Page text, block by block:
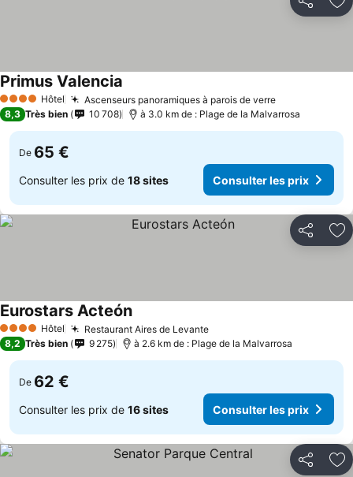
Partager
4 Étoiles Hôtel Ascenseurs panoramiques à parois de verreConsulter
Primus Valencia
8,3 Très bien 10 708 à 3.0 km de : Plage de la Malvarrosa
De 65 €
Consulter les prix de 18 sites Consulter les prix
Partager
4 Étoiles Hôtel Restaurant Aires de LevanteConsulter les prix
Eurostars ActeónConsulter les prix
8,2 Très bien 9 275 à 2.6 km de : Plage de la Malvarrosa
De 62 €
Consulter les prix de 16 sites Consulter les prix
Partager